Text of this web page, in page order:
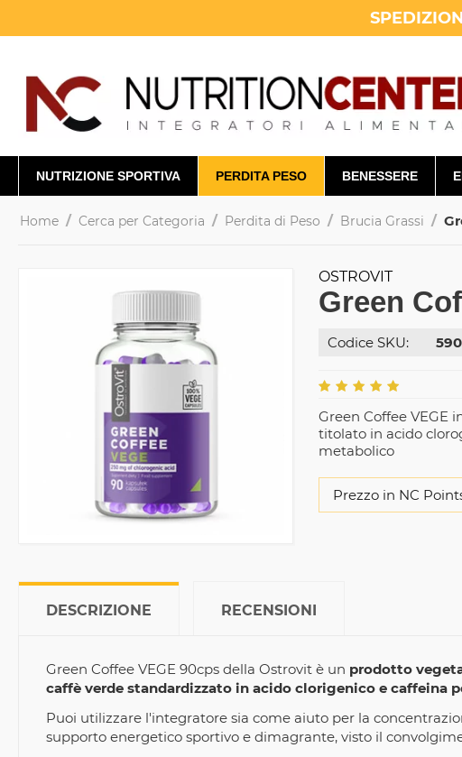
NUTRIZIONE SPORTIVA PERDITA PESO BENESSERE
Home / Cerca per Categoria / Perdita di Peso / Brucia Grassi /
OSTROVIT
Green
Codice SKU:
Green Coffee VEGE
titolato in acido
metabolico
Prezzo in NC
DESCRIZIONE RECENSIONI
Green Coffee VEGE 90cps della Ostrovit è un prodotto
caffè verde standardizzato in acido clorigenico e caffeina
Puoi utilizzare l'integratore sia come aiuto per la
supporto energetico sportivo e dimagrante, visto il